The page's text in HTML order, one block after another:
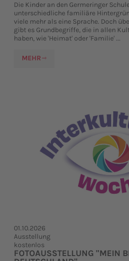
Die Kinder an den Germeringer
unterschiedliche familiäre
viele mehr als eine Sprache. Doch
gibt es Grundbegriffe, die in allen
haben, wie 'Heimat' oder 'Familie' ...
MEHR
01.10.2026
Ausstellung
kostenlos
FOTOAUSSTELLUNG "MEIN